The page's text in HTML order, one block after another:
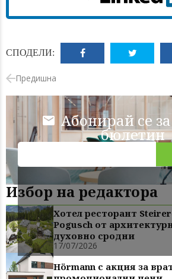
СПОДЕЛИ:
Предишна
Абонирай се
бюлетин
Избор на редактора
Хотел ресторант
Pogusch от
духовно сродни
17/07/2026
Hörmann с акция за